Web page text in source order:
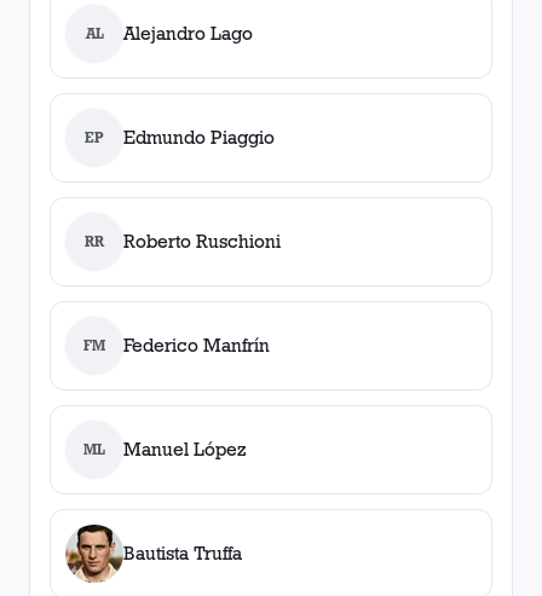
AL Alejandro Lago
EP Edmundo Piaggio
RR Roberto Ruschioni
FM Federico Manfrín
ML Manuel López
Bautista Truffa